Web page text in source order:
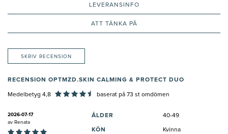
LEVERANSINFO
ATT TÄNKA PÅ
SKRIV RECENSION
RECENSION OPTMZD.SKIN CALMING & PROTECT DUO
Medelbetyg 4,8 baserat på 73 st omdömen
2026-07-17
av Renata
ÅLDER 40-49
KÖN Kvinna